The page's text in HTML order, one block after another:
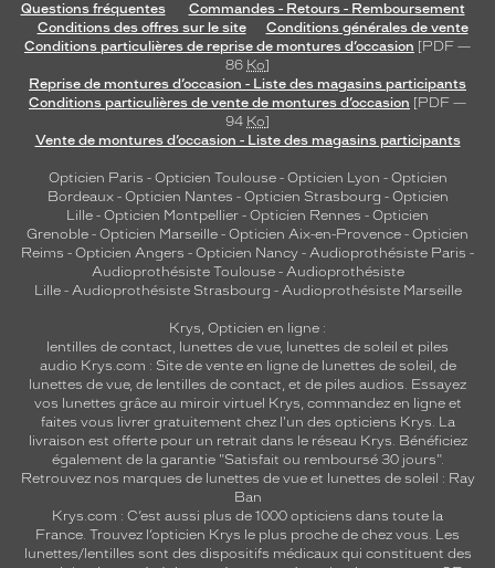
Questions fréquentes
Commandes - Retours - Remboursement
Conditions des offres sur le site
Conditions générales de vente
Conditions particulières de reprise de montures d’occasion [PDF —
86 Ko]
Reprise de montures d’occasion - Liste des magasins participants
Conditions particulières de vente de montures d’occasion [PDF —
94 Ko]
Vente de montures d’occasion - Liste des magasins participants
Opticien Paris - Opticien Toulouse- Opticien Lyon - Opticien
Bordeaux- Opticien Nantes - Opticien Strasbourg - Opticien
Lille - Opticien Montpellier - Opticien Rennes - Opticien
Grenoble - Opticien Marseille - Opticien Aix-en-Provence - Opticien
Reims - Opticien Angers - Opticien Nancy - Audioprothésiste Paris -
Audioprothésiste Toulouse- Audioprothésiste
Lille- Audioprothésiste Strasbourg - Audioprothésiste Marseille
Krys, Opticien en ligne :
lentilles de contact, lunettes de vue, lunettes de soleil et piles
audio Krys.com : Site de vente en ligne de lunettes de soleil, de
lunettes de vue, de lentilles de contact, et de piles audios. Essayez
vos lunettes grâce au miroir virtuel Krys, commandez en ligne et
faites vous livrer gratuitement chez l'un des opticiens Krys. La
livraison est offerte pour un retrait dans le réseau Krys. Bénéficiez
également de la garantie "Satisfait ou remboursé 30 jours".
Retrouvez nos marques de lunettes de vue et lunettes de soleil : Ray
Ban
Krys.com : C’est aussi plus de 1000 opticiens dans toute la
France. Trouvez l’opticien Krys le plus proche de chez vous. Les
lunettes/lentilles sont des dispositifs médicaux qui constituent des